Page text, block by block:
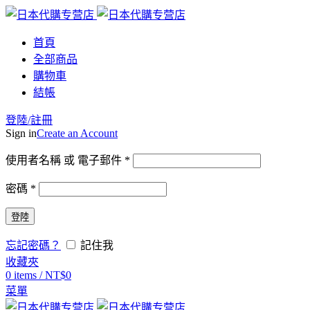
首頁
全部商品
購物車
結帳
登陸/註冊
Sign inCreate an Account
使用者名稱 或 電子郵件 *
密碼 *
登陸
忘記密碼？
記住我
收藏夾
0 items / NT$0
菜單